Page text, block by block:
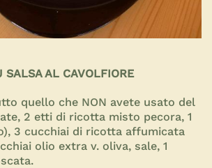
SALSA AL CAVOLFIORE
quello che NON avete usato del
2 etti di ricotta misto pecora, 1
3 cucchiai di ricotta affumicata
olio extra v. oliva, sale, 1